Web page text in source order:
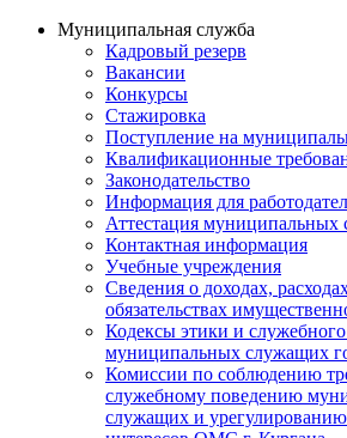
Муниципальная служба
Кадровый резерв
Вакансии
Конкурсы
Стажировка
Поступление на
Квалификационные
Законодательство
Информация для
Аттестация муниципальных
Контактная информация
Учебные учреждения
Сведения о доходах,
обязательствах
Кодексы этики и
муниципальных служащих
Комиссии по соблюдению
служебному поведению
служащих и